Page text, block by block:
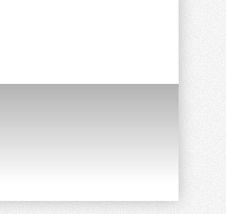
сделать кондиционирование
автоматического
балансировочного клапана